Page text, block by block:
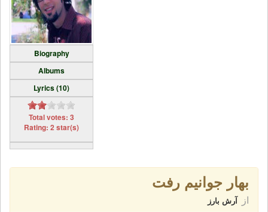
Biography
Albums
Lyrics (10)
Total votes: 3
Rating: 2 star(s)
بهار جوانیم رفت
از آرش بارز